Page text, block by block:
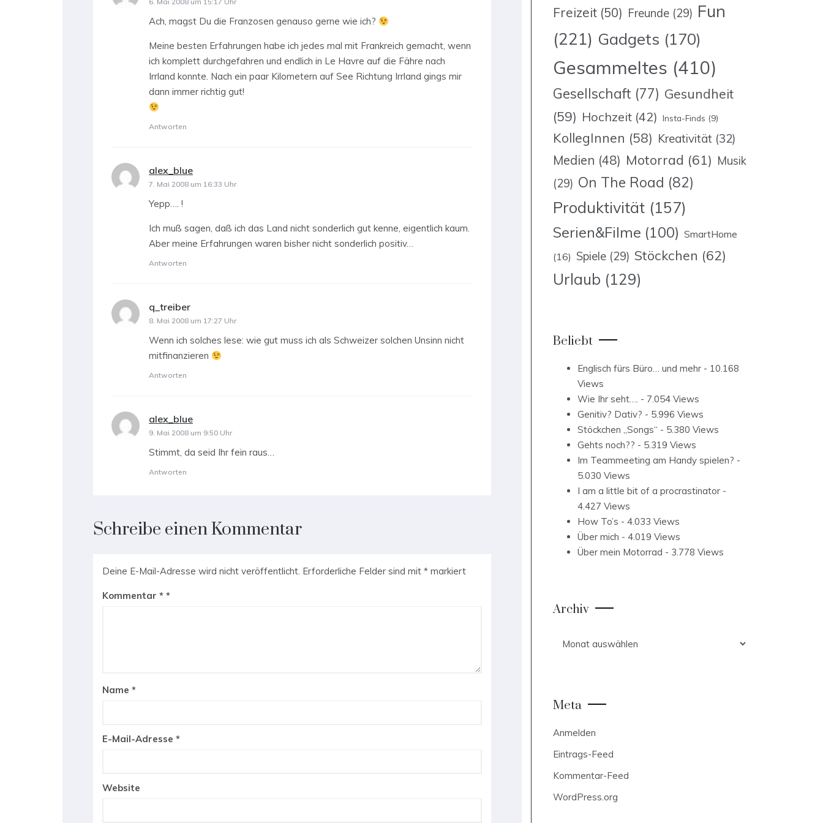
Ach, magst Du die Franzosen genauso gerne wie ich?
Meine besten Erfahrungen habe ich jedes mal mit Frankreich gemacht, wenn
ich komplett durchgefahren und endlich in Le Havre auf die Fähre nach
Irrland konnte. Nach ein paar Kilometern auf See Richtung Irrland gings mir
dann immer richtig gut!
Antworten
alex_blue
7. Mai 2008 um 16:33 Uhr
Yepp…. !
Ich muß sagen, daß ich das Land nicht sonderlich gut kenne, eigentlich kaum.
Aber meine Erfahrungen waren bisher nicht sonderlich positiv…
Antworten
q_treiber
8. Mai 2008 um 17:27 Uhr
Wenn ich solches lese: wie gut muss ich als Schweizer solchen Unsinn nicht
mitfinanzieren
Antworten
alex_blue
9. Mai 2008 um 9:50 Uhr
Stimmt, da seid Ihr fein raus…
Antworten
Schreibe einen Kommentar
Deine E-Mail-Adresse wird nicht veröffentlicht. Erforderliche Felder sind mit * markiert
Kommentar *
Name *
E-Mail-Adresse *
Website
Freizeit (50) Freunde (29) Fun
(221) Gadgets (170)
Gesammeltes (410)
Gesellschaft (77) Gesundheit
(59) Hochzeit (42) Insta-Finds (9)
KollegInnen (58) Kreativität (32)
Medien (48) Motorrad (61) Musik
(29) On The Road (82)
Produktivität (157)
Serien&Filme (100) SmartHome
(16) Spiele (29) Stöckchen (62)
Urlaub (129)
Beliebt
Englisch fürs Büro… und mehr - 10.168
Views
Wie Ihr seht…. - 7.054 Views
Genitiv? Dativ? - 5.996 Views
Stöckchen „Songs“ - 5.380 Views
Gehts noch?? - 5.319 Views
Im Teammeeting am Handy spielen? -
5.030 Views
I am a little bit of a procrastinator -
4.427 Views
How To’s - 4.033 Views
Über mich - 4.019 Views
Über mein Motorrad - 3.778 Views
Archiv
Meta
Anmelden
Eintrags-Feed
Kommentar-Feed
WordPress.org